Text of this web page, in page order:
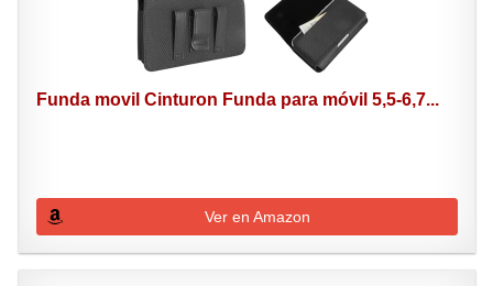
Funda movil Cinturon Funda para móvil 5,5-6,7...
Ver en Amazon